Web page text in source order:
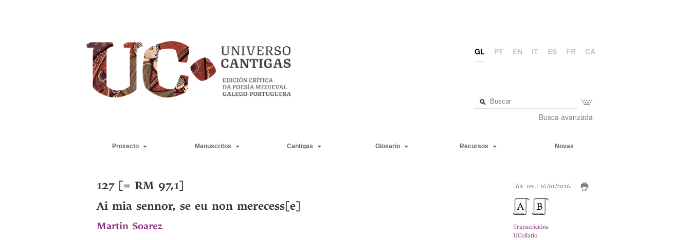
GL PT EN IT ES FR CA
Busca avanzada
Proxecto Manuscritos Cantigas Glosario Recursos Novas
[últ. rev.: 16/01/2026]
Transcricións
UCollatio
127 [= RM 97,1]
Ai mia sennor, se eu non merecess[e]
Martin Soarez